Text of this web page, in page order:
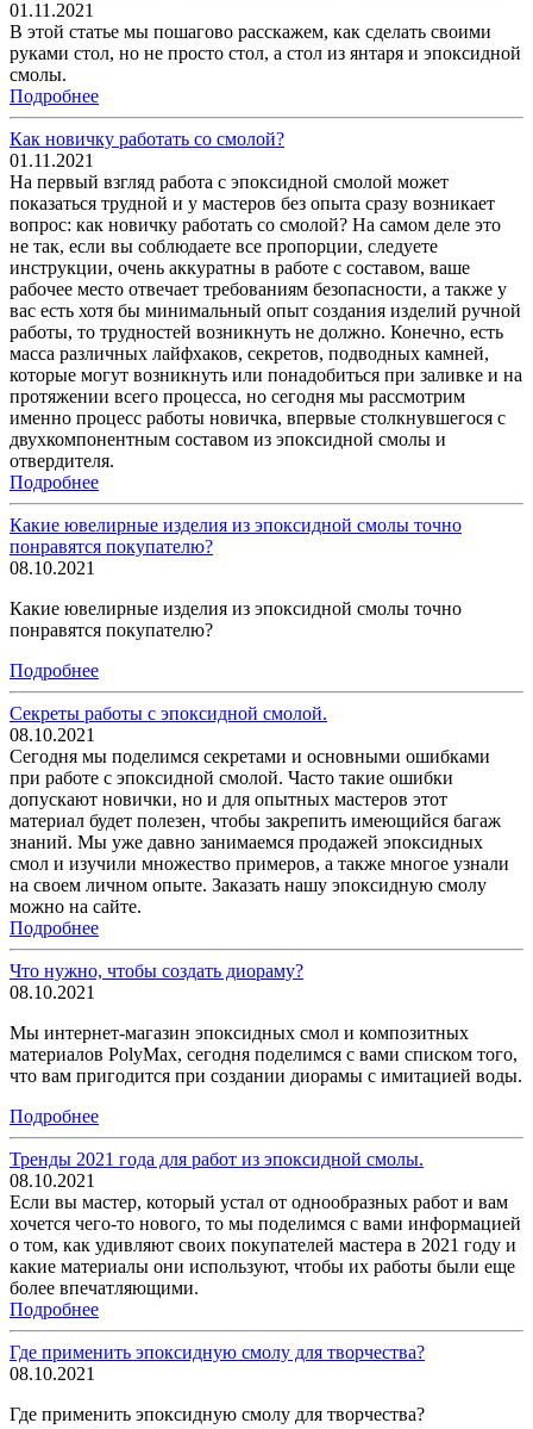
01.11.2021
В этой статье мы пошагово расскажем, как сделать своими
руками стол, но не просто стол, а стол из янтаря и эпоксидной
смолы.
Подробнее
Как новичку работать со смолой?
01.11.2021
На первый взгляд работа с эпоксидной смолой может
показаться трудной и у мастеров без опыта сразу возникает
вопрос: как новичку работать со смолой? На самом деле это
не так, если вы соблюдаете все пропорции, следуете
инструкции, очень аккуратны в работе с составом, ваше
рабочее место отвечает требованиям безопасности, а также у
вас есть хотя бы минимальный опыт создания изделий ручной
работы, то трудностей возникнуть не должно. Конечно, есть
масса различных лайфхаков, секретов, подводных камней,
которые могут возникнуть или понадобиться при заливке и на
протяжении всего процесса, но сегодня мы рассмотрим
именно процесс работы новичка, впервые столкнувшегося с
двухкомпонентным составом из эпоксидной смолы и
отвердителя.
Подробнее
Какие ювелирные изделия из эпоксидной смолы точно
понравятся покупателю?
08.10.2021
Какие ювелирные изделия из эпоксидной смолы точно
понравятся покупателю?
Подробнее
Секреты работы с эпоксидной смолой.
08.10.2021
Сегодня мы поделимся секретами и основными ошибками
при работе с эпоксидной смолой. Часто такие ошибки
допускают новички, но и для опытных мастеров этот
материал будет полезен, чтобы закрепить имеющийся багаж
знаний. Мы уже давно занимаемся продажей эпоксидных
смол и изучили множество примеров, а также многое узнали
на своем личном опыте. Заказать нашу эпоксидную смолу
можно на сайте.
Подробнее
Что нужно, чтобы создать диораму?
08.10.2021
Мы интернет-магазин эпоксидных смол и композитных
материалов PolyMax, сегодня поделимся с вами списком того,
что вам пригодится при создании диорамы с имитацией воды.
Подробнее
Тренды 2021 года для работ из эпоксидной смолы.
08.10.2021
Если вы мастер, который устал от однообразных работ и вам
хочется чего-то нового, то мы поделимся с вами информацией
о том, как удивляют своих покупателей мастера в 2021 году и
какие материалы они используют, чтобы их работы были еще
более впечатляющими.
Подробнее
Где применить эпоксидную смолу для творчества?
08.10.2021
Где применить эпоксидную смолу для творчества?